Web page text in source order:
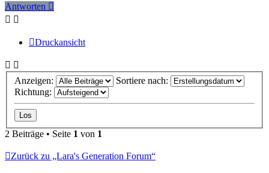
Antworten
Druckansicht
Anzeigen:
Sortiere nach:
Richtung:
2 Beiträge • Seite 1 von 1
Zurück zu „Lara's Generation Forum“